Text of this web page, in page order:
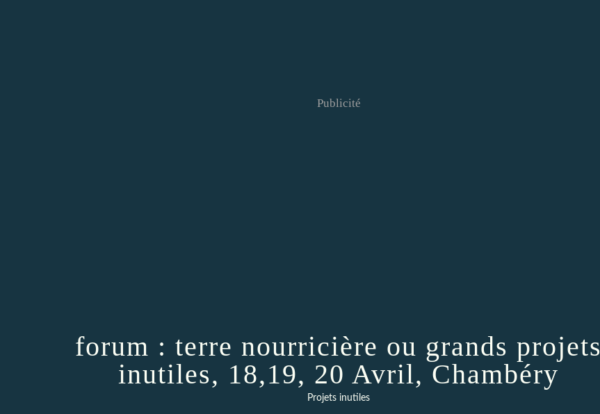
Publicité
forum : terre nourricière ou grands projets
inutiles, 18,19, 20 Avril, Chambéry
Projets inutiles